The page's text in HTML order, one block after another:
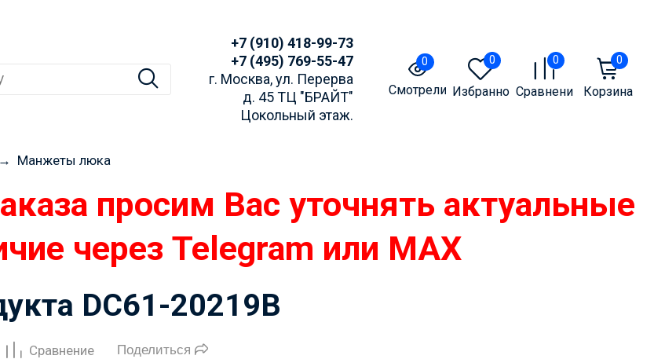
+7 (910) 418-99-73
+7 (495) 769-55-47
г. Москва, ул. Перерва
д. 45 ТЦ "БРАЙТ"
Цокольный этаж.
0
Смотрели
0
Избранное
0
Сравнение
0
Корзина
→ Манжеты люка
просим Вас уточнять актуальные
через Telegram или MAX
DC61-20219B
Сравнение Поделиться